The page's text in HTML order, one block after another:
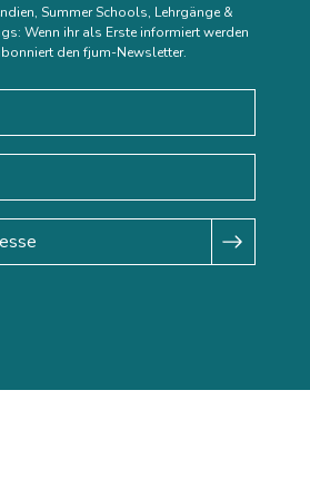
Summer Schools, Lehrgänge &
Wenn ihr als Erste informiert werden
den fjum-Newsletter.